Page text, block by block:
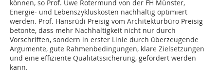
können, so Prof. Uwe Rotermund von der FH Münster,
Energie- und Lebenszykluskosten nachhaltig optimiert
werden. Prof. Hansrüdi Preisig vom Architekturbüro Preisig
betonte, dass mehr Nachhaltigkeit nicht nur durch
Vorschriften, sondern in erster Linie durch überzeugende
Argumente, gute Rahmenbedingungen, klare Zielsetzun­gen
und eine effiziente Qualitätssicherung, gefördert werden
kann.